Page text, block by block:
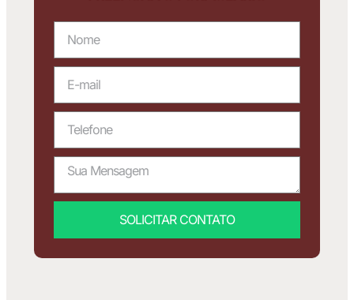
SOLICITAR CONTATO